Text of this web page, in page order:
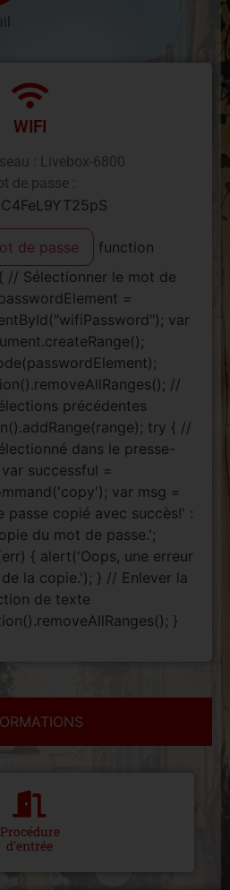
WIFI
: Livebox-6800
de passe :
de passe
function
// Sélectionner le mot de
=
var
//
précédentes
try { //
dans le presse-
successful =
var msg =
passe copié avec succès!' :
du mot de passe.';
{ alert('Oops, une erreur
la copie.'); } // Enlever la
de texte
}
Procédure
d'entrée